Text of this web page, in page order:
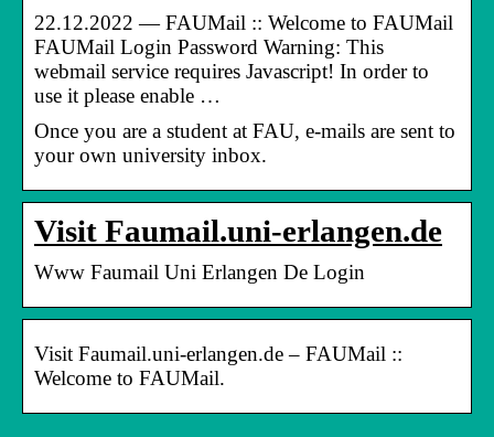
22.12.2022 — FAUMail :: Welcome to FAUMail
FAUMail Login Password Warning: This
webmail service requires Javascript! In order to
use it please enable …
Once you are a student at FAU, e-mails are sent to
your own university inbox.
Visit Faumail.uni-erlangen.de
Www Faumail Uni Erlangen De Login
Visit Faumail.uni-erlangen.de – FAUMail ::
Welcome to FAUMail.